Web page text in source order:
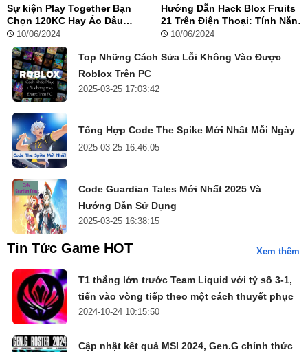
Sự kiện Play Together Bạn
Chọn 120KC Hay Áo Dâu
Hoodie Miễn Phí
10/06/2024
Hướng Dẫn Hack Blox Fruits
21 Trên Điện Thoại: Tính Năng
Vip, Auto Farm, Tộc V4
10/06/2024
Top Những Cách Sửa Lỗi Không Vào Được
Roblox Trên PC
2025-03-25 17:03:42
Tổng Hợp Code The Spike Mới Nhất Mỗi Ngày
2025-03-25 16:46:05
Code Guardian Tales Mới Nhất 2025 Và
Hướng Dẫn Sử Dụng
2025-03-25 16:38:15
Tin Tức Game HOT Xem thêm
T1 thắng lớn trước Team Liquid với tỷ số 3-1,
tiến vào vòng tiếp theo một cách thuyết phục
2024-10-24 10:15:50
Cập nhật kết quả MSI 2024, Gen.G chính thức